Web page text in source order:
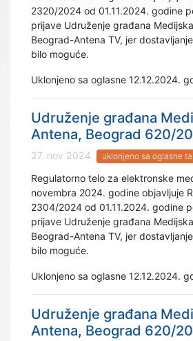
2320/2024 od 01.11.2024. godine
prijave Udruženje građana
Beograd-Antena TV, jer
bilo moguće.
Uklonjeno sa oglasne 12.12.2024.
Udruženje građana
Antena, Beograd 620/
27. nov 2024. uklonjeno sa oglasne
Regulatorno telo za elektronske
novembra 2024. godine objavljuje
2304/2024 od 01.11.2024. godine
prijave Udruženje građana
Beograd-Antena TV, jer
bilo moguće.
Uklonjeno sa oglasne 12.12.2024.
Udruženje građana
Antena, Beograd 620/